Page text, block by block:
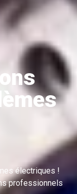
électriques !
professionnels